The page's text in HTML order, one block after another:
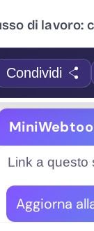
di lavoro:
Condividi
Link a questo
Aggiorna